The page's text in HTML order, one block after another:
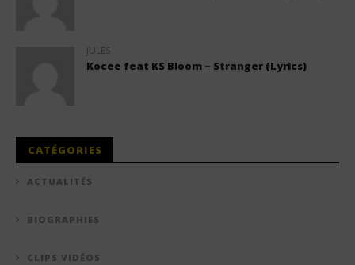
JULES
Kocee feat KS Bloom – Stranger (Lyrics)
CATÉGORIES
ACTUALITÉS
BIOGRAPHIES
CLIPS VIDÉOS